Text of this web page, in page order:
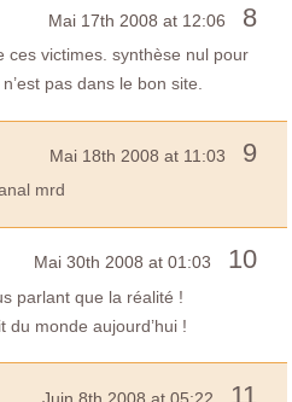
Mai 17th 2008 at 12:06 8
ces victimes. synthèse nul pour
pas dans le bon site.
Mai 18th 2008 at 11:03 9
mrd
Mai 30th 2008 at 01:03 10
parlant que la réalité !
du monde aujourd’hui !
Juin 8th 2008 at 05:22 11